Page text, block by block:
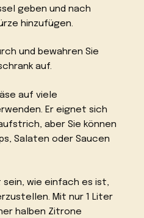
geben und nach
hinzufügen.
und bewahren Sie
auf.
auf viele
Er eignet sich
aber Sie können
Salaten oder Saucen
wie einfach es ist,
Mit nur 1 Liter
halben Zitrone